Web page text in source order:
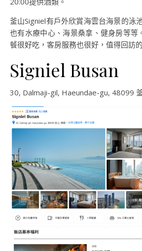
釜山Signiel有戶外欣賞海雲台海景的泳
也有水療中心、海景桑拿、健身房等等
餐很好吃，客房服務也很好，值得回訪
Signiel Busan
30, Dalmaji-gil, Haeundae-gu, 48099